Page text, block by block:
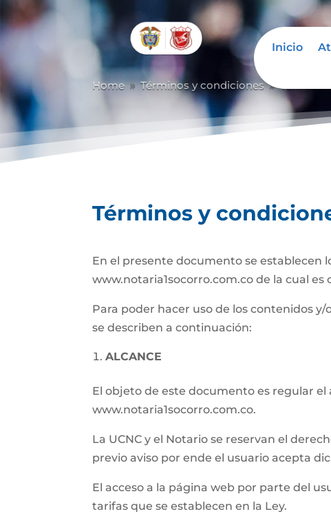
Abrir barra de herramientas
Inicio
Home 9 Términos y condiciones 9
Términos y
En el presente documento se establecen
www.notaria1socorro.com.co de la cual
Para poder hacer uso de los contenidos
se describen a continuación:
ALCANCE
El objeto de este documento es regular el
www.notaria1socorro.com.co.
La UCNC y el Notario se reservan el
previo aviso por ende el usuario acepta
El acceso a la página web por parte del
tarifas que se establecen en la Ley.